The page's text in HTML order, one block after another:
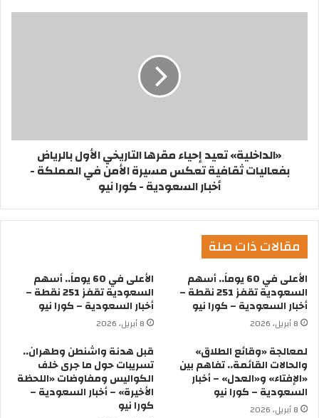
«الداخلية» تعيد إحياء مقرها التاريخي الأول بالرياض
بفعاليات ثقافية تعكس مسيرة الأمن في المملكة -
أخبار السعودية - كورا نيو
مقالات ذات صلة
الأعلى في 60 يوماً.. أسهم
السعودية تقفز 251 نقطة –
أخبار السعودية – كورا نيو
8 أبريل، 2026
الأعلى في 60 يوماً.. أسهم
السعودية تقفز 251 نقطة –
أخبار السعودية – كورا نيو
8 أبريل، 2026
لمعالجة «وقائع الطلاق»
والحالات القائمة.. تفاهم بين
«الإفتاء» و«العدل» – أخبار
السعودية – كورا نيو
8 أبريل، 2026
قبل هدنة واشنطن وطهران..
تسريبات حول ما جرى خلف
الكواليس ومفاوضات «اللحظة
الأخيرة» – أخبار السعودية –
كورا نيو